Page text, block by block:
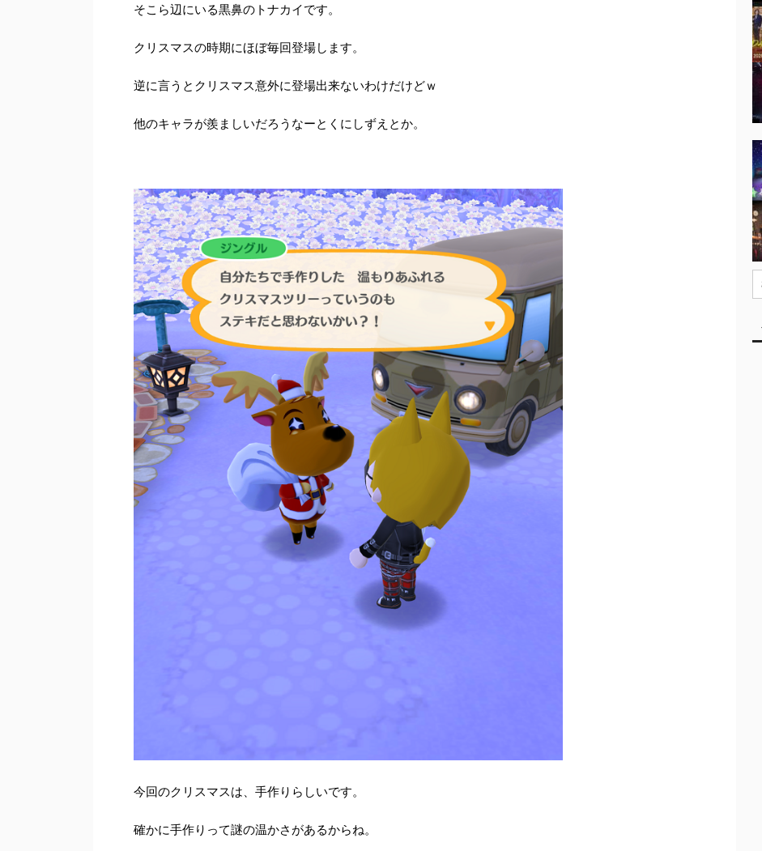
そこら辺にいる黒鼻のトナカイです。
クリスマスの時期にほぼ毎回登場します。
逆に言うとクリスマス意外に登場出来ないわけだけどｗ
他のキャラが羨ましいだろうなーとくにしずえとか。
今回のクリスマスは、手作りらしいです。
確かに手作りって謎の温かさがあるからね。